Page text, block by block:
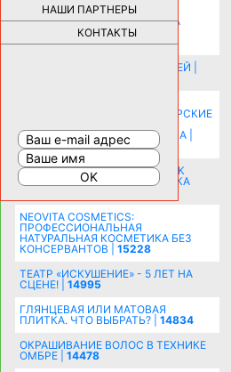
НАШИ ПАРТНЕРЫ
КОНТАКТЫ
НОВЫЕ РАЗРАБОТКИ ДЛЯ
ОЗДОРОВЛЕНИЯ ОРГАНИЗМА
ПЛАТФОРМА ШУМАННА 3Д И
КАПСУЛА ЗДОРОВЬЯ |28283
ИСТОРИЯ НАКЛАДНЫХ НОГТЕЙ |
КОМНАТУ: ХИТРЫЕ ДИЗАЙНЕРСКИЕ
РАСШИРЕНИЯ ПРОСТРАНСТВА |
16192
СОБИРАЕМСЯ НА ПРАЗДНИК К
МОЛОДОЖЕНАМ: ПОДГОТОВКА
NEOVITA COSMETICS:
ПРОФЕССИОНАЛЬНАЯ
НАТУРАЛЬНАЯ КОСМЕТИКА БЕЗ
КОНСЕРВАНТОВ | 15228
ТЕАТР «ИСКУШЕНИЕ» - 5 ЛЕТ НА
СЦЕНЕ! | 14995
ГЛЯНЦЕВАЯ ИЛИ МАТОВАЯ
ПЛИТКА. ЧТО ВЫБРАТЬ? | 14834
ОКРАШИВАНИЕ ВОЛОС В ТЕХНИКЕ
ОМБРЕ | 14478